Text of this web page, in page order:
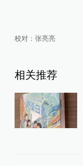
校对： 张亮亮
相关推荐